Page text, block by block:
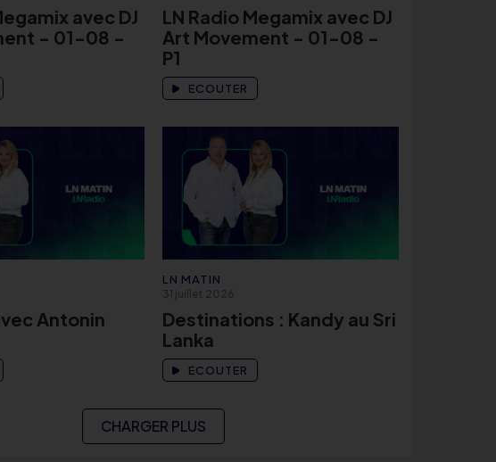
avec DJ
- 01-08 -
LN Radio Megamix avec DJ
Art Movement - 01-08 -
P1
ECOUTER
Antonin
LN MATIN
31 juillet 2026
Destinations : Kandy au Sri
Lanka
ECOUTER
CHARGER PLUS